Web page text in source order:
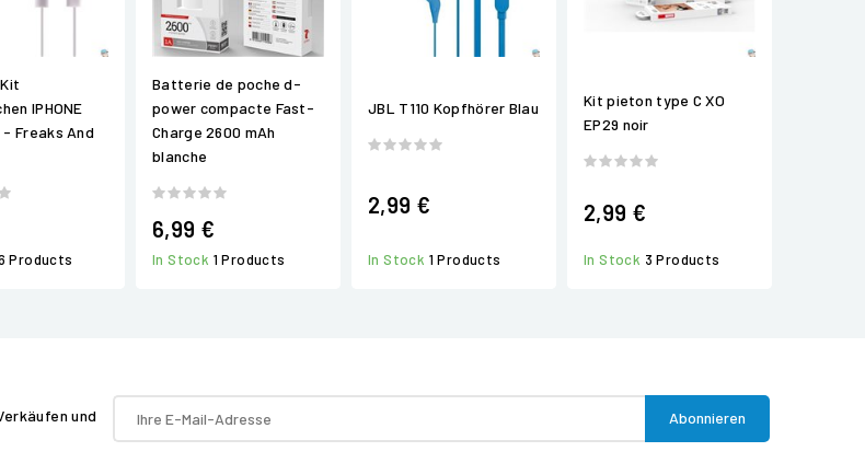
IPHONE
Freaks And
Products
Batterie de poche d-
power compacte Fast-
Charge 2600 mAh
blanche
6,99 €
In Stock 1 Products
JBL T110 Kopfhörer Blau
2,99 €
In Stock 1 Products
Kit pieton type C XO
EP29 noir
2,99 €
In Stock 3 Products
und